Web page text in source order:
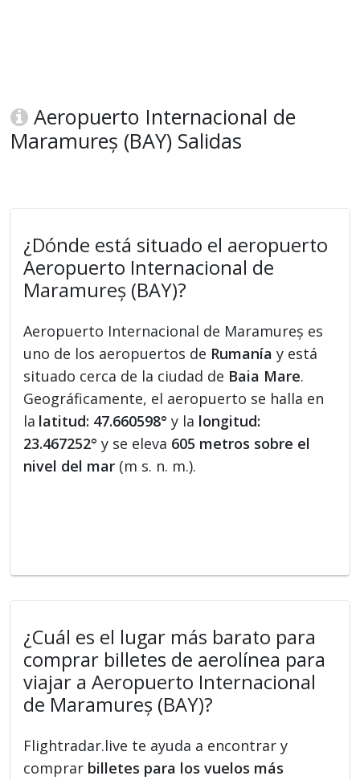
Aeropuerto Internacional de
Maramureș (BAY) Salidas
¿Dónde está situado el aeropuerto
Aeropuerto Internacional de
Maramureș (BAY)?
Aeropuerto Internacional de Maramureș es
uno de los aeropuertos de Rumanía y está
situado cerca de la ciudad de Baia Mare.
Geográficamente, el aeropuerto se halla en
la latitud: 47.660598° y la longitud:
23.467252° y se eleva 605 metros sobre el
nivel del mar (m s. n. m.).
¿Cuál es el lugar más barato para
comprar billetes de aerolínea para
viajar a Aeropuerto Internacional
de Maramureș (BAY)?
Flightradar.live te ayuda a encontrar y
comprar billetes para los vuelos más